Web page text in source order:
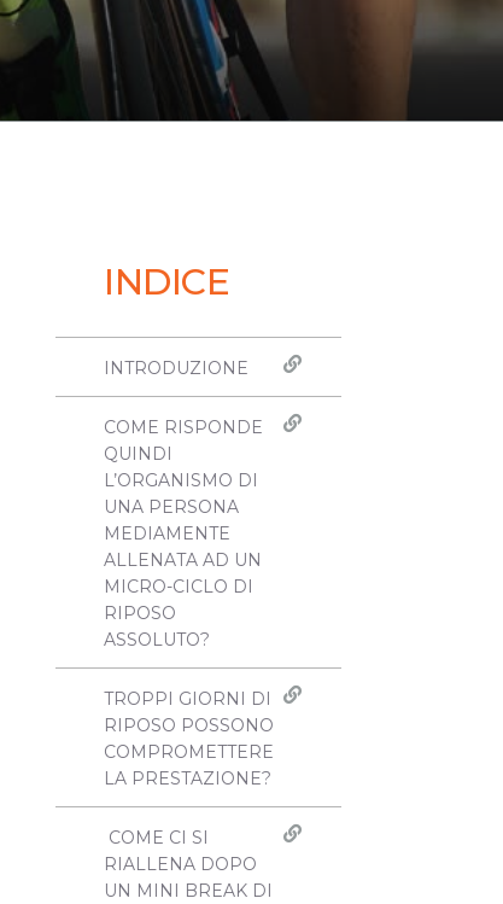
INDICE
INTRODUZIONE
COME RISPONDE
QUINDI
L’ORGANISMO DI
UNA PERSONA
MEDIAMENTE
ALLENATA AD UN
MICRO-CICLO DI
RIPOSO
ASSOLUTO?
TROPPI GIORNI DI
RIPOSO POSSONO
COMPROMETTERE
LA PRESTAZIONE?
COME CI SI
RIALLENA DOPO
UN MINI BREAK DI